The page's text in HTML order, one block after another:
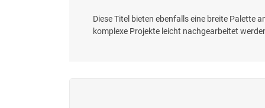
Diese Titel bieten ebenfalls eine breite Palette
komplexe Projekte leicht nachgearbeitet